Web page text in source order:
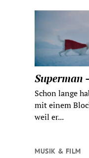
Superman
Schon lange
mit einem
weil er...
MUSIK & FILM